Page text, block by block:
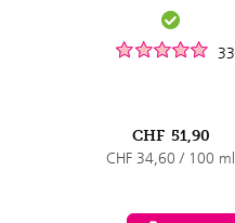
33
CHF 51,90
CHF 34,60 / 100 ml